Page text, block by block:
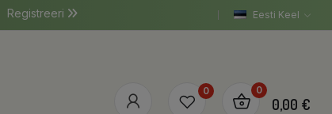
Eesti Keel
Registreeri
0 0
0,00 €